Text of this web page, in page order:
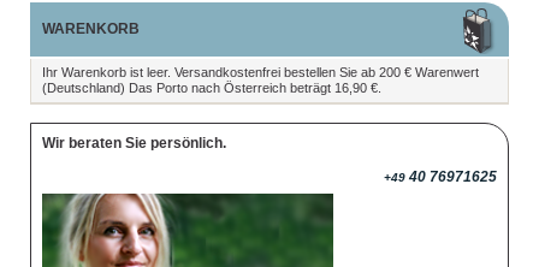
WARENKORB
Ihr Warenkorb ist leer. Versandkostenfrei bestellen Sie ab 200 € Warenwert
(Deutschland) Das Porto nach Österreich beträgt 16,90 €.
Wir beraten Sie persönlich.
+49 40 76971625